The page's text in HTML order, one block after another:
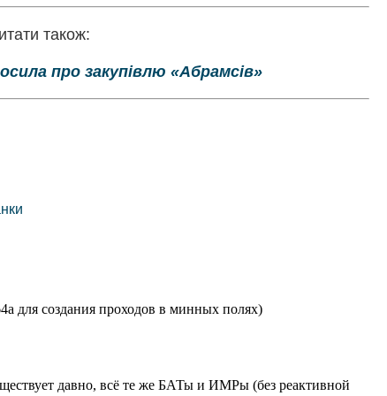
також:
про закупівлю «Абрамсів»